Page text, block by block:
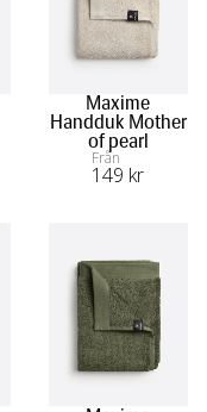
Maxime
Handduk Mother
of pearl
Från
149 kr